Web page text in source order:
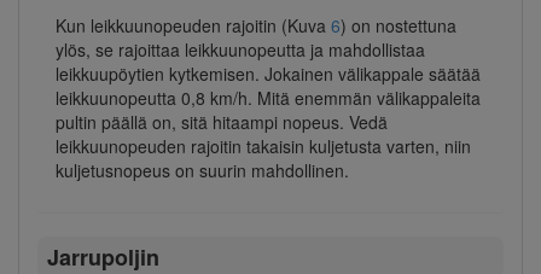
Kun leikkuunopeuden rajoitin (Kuva 6) on nostettuna
ylös, se rajoittaa leikkuunopeutta ja mahdollistaa
leikkuupöytien kytkemisen. Jokainen välikappale säätää
leikkuunopeutta 0,8 km/h. Mitä enemmän välikappaleita
pultin päällä on, sitä hitaampi nopeus. Vedä
leikkuunopeuden rajoitin takaisin kuljetusta varten, niin
kuljetusnopeus on suurin mahdollinen.
Jarrupoljin